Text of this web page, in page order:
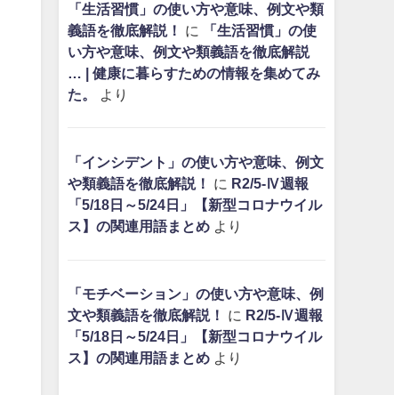
「生活習慣」の使い方や意味、例文や類
義語を徹底解説！
に
「生活習慣」の使
い方や意味、例文や類義語を徹底解説
… | 健康に暮らすための情報を集めてみ
た。
より
「インシデント」の使い方や意味、例文
や類義語を徹底解説！
に R2/5-Ⅳ週報
「5/18日～5/24日」【新型コロナウイル
ス】の関連用語まとめより
「モチベーション」の使い方や意味、例
文や類義語を徹底解説！
に R2/5-Ⅳ週報
「5/18日～5/24日」【新型コロナウイル
ス】の関連用語まとめより